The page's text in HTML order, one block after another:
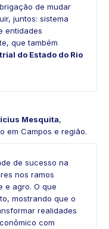
de mudar
juntos: sistema
entidades
que também
do Estado do Rio
Mesquita,
em Campos e região.
de sucesso na
nos ramos
e agro. O que
mostrando que o
realidades
com